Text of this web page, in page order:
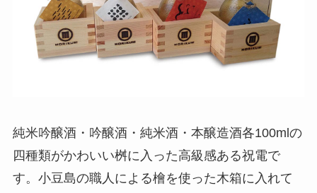
純米吟醸酒・吟醸酒・純米酒・本醸造酒各100mlの
四種類がかわいい桝に入った高級感ある祝電で
す。小豆島の職人による檜を使った木箱に入れて